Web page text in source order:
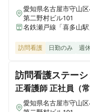
訪問看護ステーション
東京都豊島区池袋二丁目66-2
大分県別府市北浜二丁目10-
訪問看護ステーション
大阪府大阪市淀川区木川西
愛知県名古屋市守山
第二野村ビル101
名鉄瀬戸線「喜多山
訪問看護 日勤のみ 週
訪問看護ステー
正看護師正社員（常
愛知県名古屋市守山